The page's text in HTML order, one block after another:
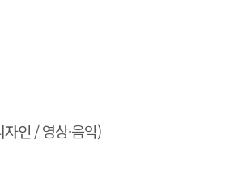
인 / 영상·음악)